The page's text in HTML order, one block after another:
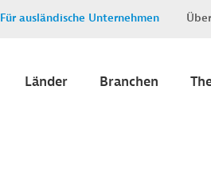
Für ausländische Unternehmen
Länder Branchen